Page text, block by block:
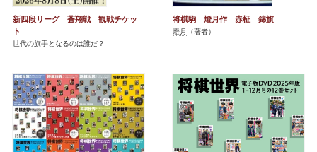
新四段リーグ 蒼翔戦 観戦チケッ
ト
世代の旗手となるのは誰だ？
将棋駒 燈月作 赤柾 錦旗
燈月 （著者）